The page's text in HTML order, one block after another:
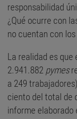
responsabilidad
¿Qué ocurre con
no cuentan con
La realidad es que
2.941.882 pymes
a 249
ciento del total de
informe elaborado